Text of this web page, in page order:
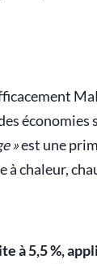
»est une
chaleur,
à 5,5 %,